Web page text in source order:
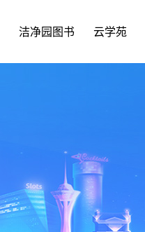
洁净园图书 云学苑